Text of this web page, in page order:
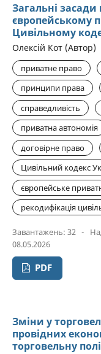
Загальні
європейському
Цивільному
Олексій Кот (Автор)
приватне право
принципи права
справедливість
приватна автономія
договірне право
Цивільний кодекс
європейське
рекодифікація
Завантажень: 32 -
08.05.2026
PDF
Зміни у
провідних
торговельну